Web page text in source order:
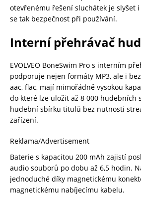
otevřenému řešení sluchátek je slyšet
se tak bezpečnost při používání.
Interní přehrávač
EVOLVEO BoneSwim Pro s interním
podporuje nejen formáty MP3, ale i
aac, flac, mají mimořádně vysokou
do které lze uložit až 8 000 hudebních
hudební sbírku titulů bez nutnosti
zařízení.
Reklama/Advertisement
Baterie s kapacitou 200 mAh zajistí
audio souborů po dobu až 6,5 hodin.
jednoduché díky magnetickému
magnetickému nabíjecímu kabelu.